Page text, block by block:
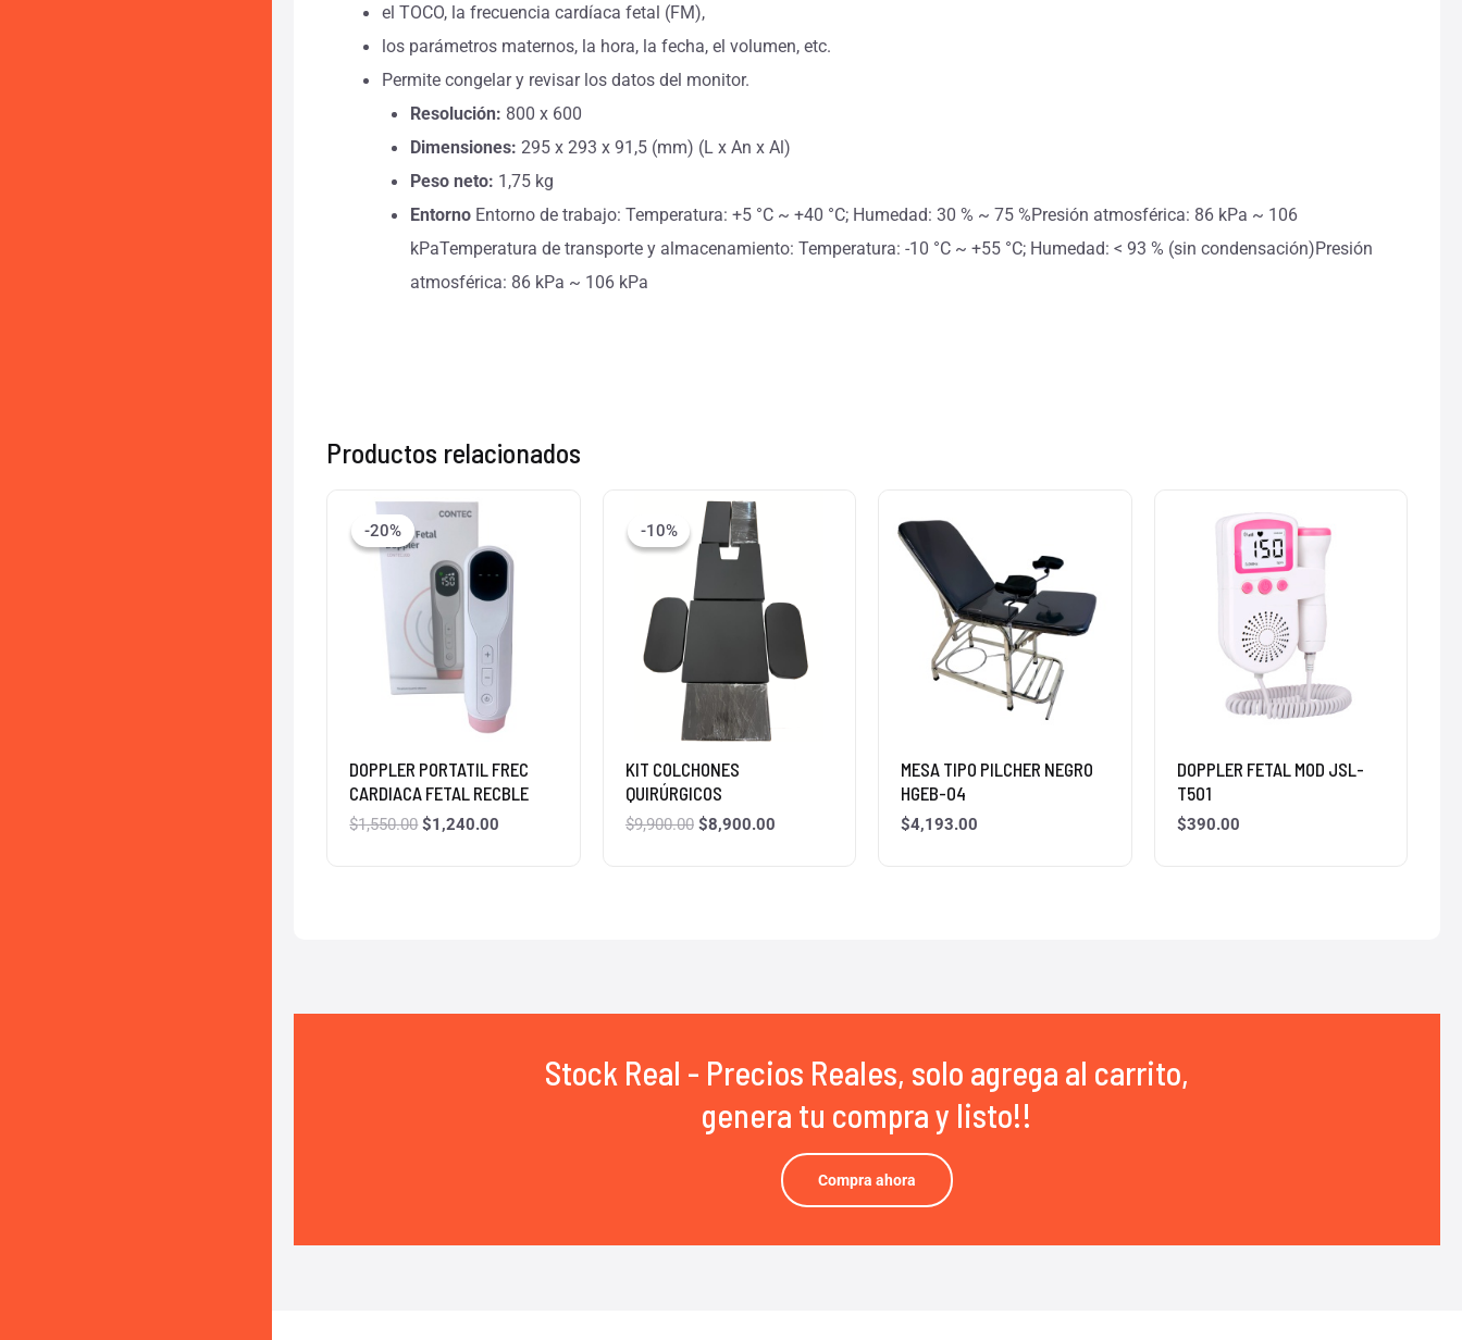
el TOCO, la frecuencia cardíaca fetal (FM),
los parámetros maternos, la hora, la fecha, el volumen, etc.
Permite congelar y revisar los datos del monitor.
Resolución: 800 x 600
Dimensiones: 295 x 293 x 91,5 (mm) (L x An x Al)
Peso neto: 1,75 kg
Entorno Entorno de trabajo: Temperatura: +5 °C ~ +40 °C; Humedad: 30 % ~ 75 %Presión atmosférica: 86 kPa ~ 106
kPaTemperatura de transporte y almacenamiento: Temperatura: -10 °C ~ +55 °C; Humedad: < 93 % (sin condensación)Presión
atmosférica: 86 kPa ~ 106 kPa
Productos relacionados
-20%
-20%
DOPPLER PORTATIL FREC
CARDIACA FETAL RECBLE
$1,550.00
El
precio
original
era:
$1,550.00.
$1,240.00
es:
$1,240.00.
-10%
-10%
KIT COLCHONES
QUIRÚRGICOS
$9,900.00
El
precio
original
era:
$9,900.00.
$8,900.00
MESA TIPO PILCHER NEGRO
HGEB-04
$4,193.00
DOPPLER FETAL MOD JSL-
T501
$390.00
Stock Real - Precios Reales, solo agrega al carrito,
genera tu compra y listo!!
Compra ahora